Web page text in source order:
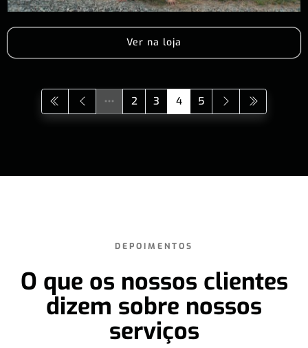
Ver na loja
2 3 4 5
DEPOIMENTOS
O que os nossos clientes
dizem sobre nossos
serviços